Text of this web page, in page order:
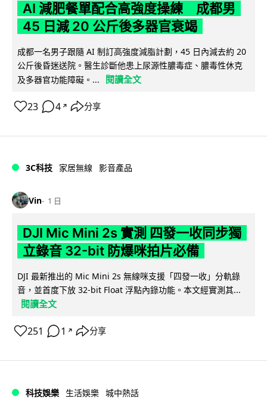
AI 減肥餐單配合高強度操練 成都男
45 日減 20 公斤後多器官衰竭
成都一名男子跟隨 AI 制訂高強度減脂計劃，45 日內減去約 20
公斤後昏迷送院。醫生診斷他患上尿源性膿毒症、膿毒性休克
及多器官功能障礙。...
閱讀全文
23 4 ↗ 分享
3C科技 家居無線 影音產品
Vin 1 日
DJI Mic Mini 2s 實測 四發一收同步獨
立錄音 32-bit 防爆咪拍片必備
DJI 最新推出的 Mic Mini 2s 無線咪支援「四發一收」分軌錄
音，並首度下放 32-bit Float 浮點內錄功能。本文經實測其...
閱讀全文
251 1 ↗ 分享
科技娛樂 生活娛樂 城中熱話